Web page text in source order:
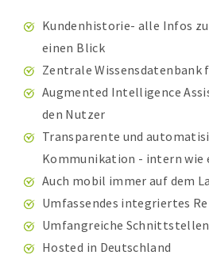
Kundenhistorie- alle Infos
einen Blick
Zentrale Wissensdatenbank
Augmented Intelligence
den Nutzer
Transparente und
Kommunikation - intern wie
Auch mobil immer auf dem
Umfassendes integriertes
Umfangreiche Schnittstellen
Hosted in Deutschland